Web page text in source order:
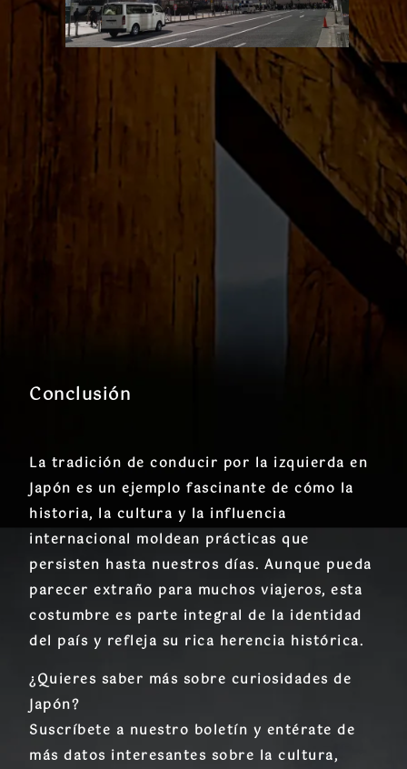
Conclusión
La tradición de conducir por la izquierda en
Japón es un ejemplo fascinante de cómo la
historia, la cultura y la influencia
internacional moldean prácticas que
persisten hasta nuestros días. Aunque pueda
parecer extraño para muchos viajeros, esta
costumbre es parte integral de la identidad
del país y refleja su rica herencia histórica.
¿Quieres saber más sobre curiosidades de
Japón?
Suscríbete a nuestro boletín y entérate de
más datos interesantes sobre la cultura,